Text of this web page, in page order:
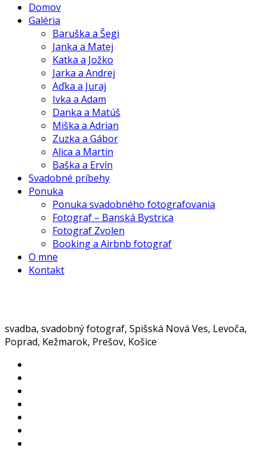
Domov
Galéria
Baruška a Šegi
Janka a Matej
Katka a Jožko
Jarka a Andrej
Aďka a Juraj
Ivka a Adam
Danka a Matúš
Miška a Adrian
Zuzka a Gábor
Alica a Martin
Baška a Ervín
Svadobné príbehy
Ponuka
Ponuka svadobného fotografovania
Fotograf – Banská Bystrica
Fotograf Zvolen
Booking a Airbnb fotograf
O mne
Kontakt
svadba, svadobný fotograf, Spišská Nová Ves, Levoča,
Poprad, Kežmarok, Prešov, Košice